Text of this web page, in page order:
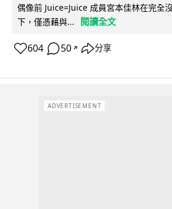
偶像前 Juice=Juice 成員宮本佳林在完全
下，僅憑藉與...
閱讀全文
604 50 ↗ 分享
ADVERTISEMENT